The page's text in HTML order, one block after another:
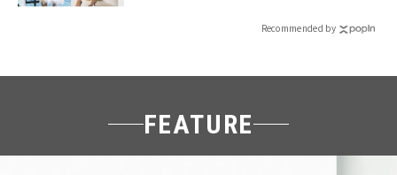
Recommended by
FEATURE